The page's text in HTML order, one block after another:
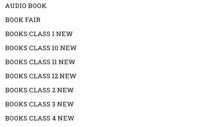
AUDIO BOOK
BOOK FAIR
BOOKS CLASS 1 NEW
BOOKS CLASS 10 NEW
BOOKS CLASS 11 NEW
BOOKS CLASS 12 NEW
BOOKS CLASS 2 NEW
BOOKS CLASS 3 NEW
BOOKS CLASS 4 NEW